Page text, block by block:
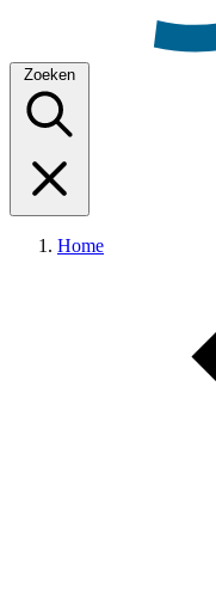
Zoeken
Home